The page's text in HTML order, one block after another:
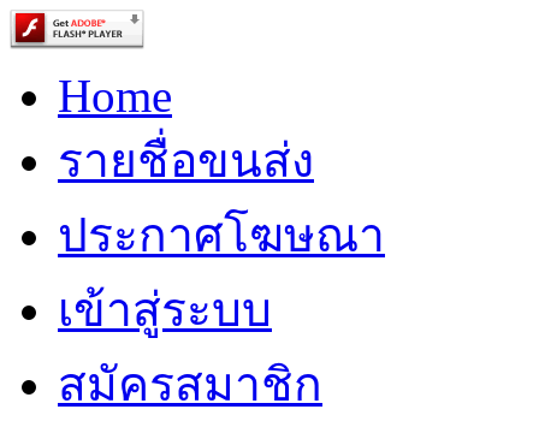
Home
รายชื่อขนส่ง
ประกาศโฆษณา
เข้าสู่ระบบ
สมัครสมาชิก